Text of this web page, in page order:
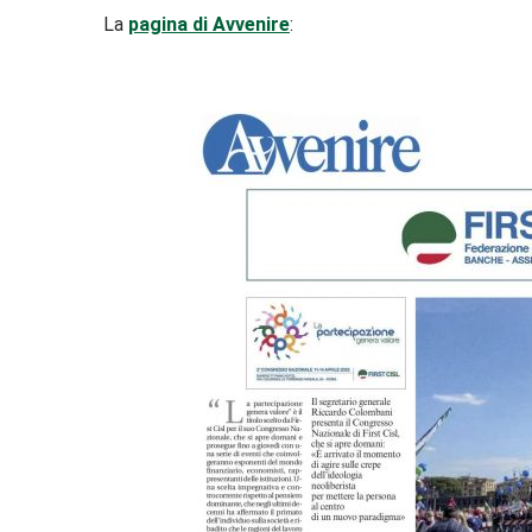
La pagina di Avvenire: